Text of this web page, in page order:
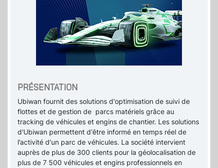
PRÉSENTATION
Ubiwan fournit des solutions d'optimisation de suivi de
flottes et de gestion de parcs matériels grâce au
tracking de véhicules et engins de chantier. Les solutions
d'Ubiwan permettent d'être informé en temps réel de
l’activité d'un parc de véhicules. La société intervient
auprès de plus de 300 clients pour la géolocalisation de
plus de 7 500 véhicules et engins professionnels en